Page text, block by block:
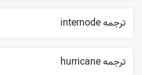
ترجمه internode
ترجمه hurricane